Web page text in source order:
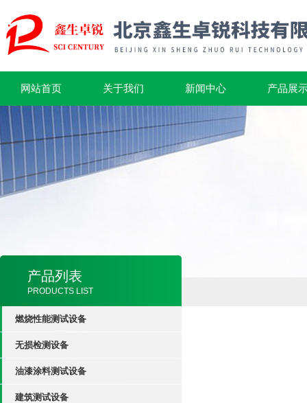
网站首页 关于我们 新闻中心 产品展
产品列表
PRODUCTS LIST
燃烧性能测试设备
无损检测设备
油漆涂料测试设备
建筑测试设备